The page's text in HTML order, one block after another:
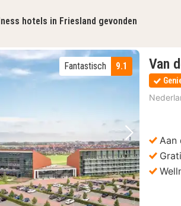
hotels in Friesland gevonden
foto Volgende
9.1
Fantastisch Van
Aan